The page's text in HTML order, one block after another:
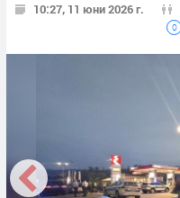
10:27, 11 юни 2026 г.
0